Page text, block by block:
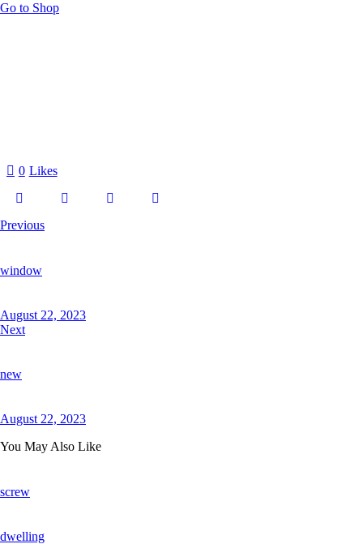
Go to Shop
0 Likes
Previous
window
August 22, 2023
Next
new
August 22, 2023
You May Also Like
screw
dwelling